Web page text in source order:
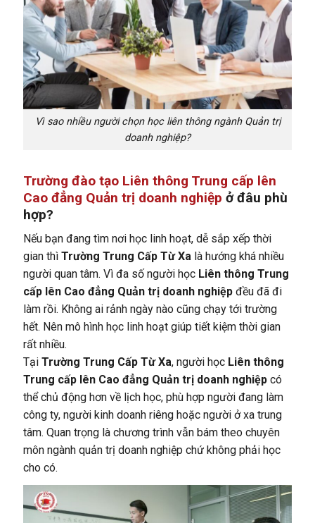
Vì sao nhiều người chọn học liên thông ngành Quản trị
doanh nghiệp?
Trường đào tạo Liên thông Trung cấp lên
Cao đẳng Quản trị doanh nghiệp ở đâu phù
hợp?
Nếu bạn đang tìm nơi học linh hoạt, dễ sắp xếp thời
gian thì Trường Trung Cấp Từ Xalà hướng khá nhiều
người quan tâm. Vì đa số người học Liên thông Trung
cấp lên Cao đẳng Quản trị doanh nghiệpđều đã đi
làm rồi. Không ai rảnh ngày nào cũng chạy tới trường
hết. Nên mô hình học linh hoạt giúp tiết kiệm thời gian
rất nhiều.
Tại Trường Trung Cấp Từ Xa, người học Liên thông
Trung cấp lên Cao đẳng Quản trị doanh nghiệpcó
thể chủ động hơn về lịch học, phù hợp người đang làm
công ty, người kinh doanh riêng hoặc người ở xa trung
tâm. Quan trọng là chương trình vẫn bám theo chuyên
môn ngành quản trị doanh nghiệp chứ không phải học
cho có.